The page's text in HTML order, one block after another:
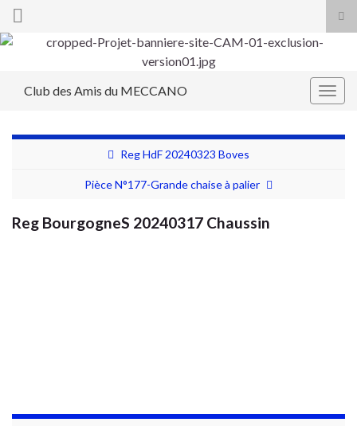
Search for:
Club des Amis du MECCANO
Reg HdF 20240323 Boves
Pièce N°177-Grande chaise à palier
Reg BourgogneS 20240317 Chaussin